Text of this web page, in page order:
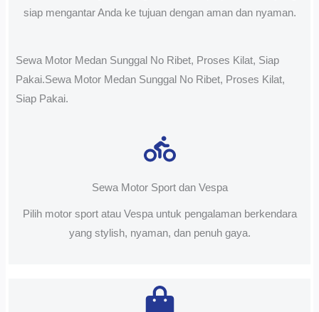
siap mengantar Anda ke tujuan dengan aman dan nyaman.
Sewa Motor Medan Sunggal No Ribet, Proses Kilat, Siap
Pakai.Sewa Motor Medan Sunggal No Ribet, Proses Kilat,
Siap Pakai.
Sewa Motor Sport dan Vespa
Pilih motor sport atau Vespa untuk pengalaman berkendara
yang stylish, nyaman, dan penuh gaya.